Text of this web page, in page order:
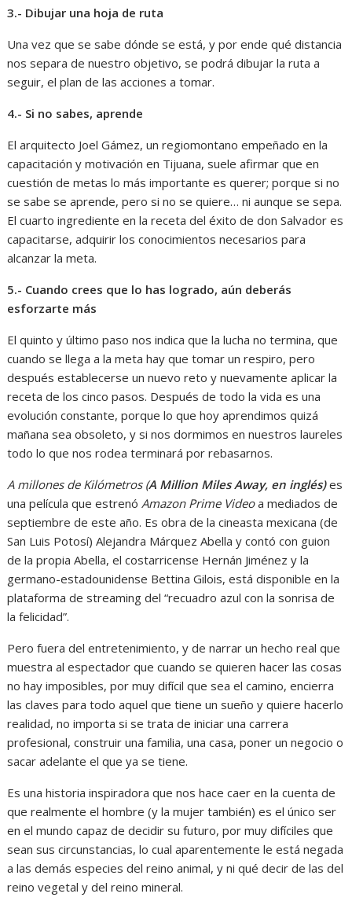
3.- Dibujar una hoja de ruta
Una vez que se sabe dónde se está, y por ende qué distancia
nos separa de nuestro objetivo, se podrá dibujar la ruta a
seguir, el plan de las acciones a tomar.
4.- Si no sabes, aprende
El arquitecto Joel Gámez, un regiomontano empeñado en la
capacitación y motivación en Tijuana, suele afirmar que en
cuestión de metas lo más importante es querer; porque si no
se sabe se aprende, pero si no se quiere… ni aunque se sepa.
El cuarto ingrediente en la receta del éxito de don Salvador es
capacitarse, adquirir los conocimientos necesarios para
alcanzar la meta.
5.- Cuando crees que lo has logrado, aún deberás
esforzarte más
El quinto y último paso nos indica que la lucha no termina, que
cuando se llega a la meta hay que tomar un respiro, pero
después establecerse un nuevo reto y nuevamente aplicar la
receta de los cinco pasos. Después de todo la vida es una
evolución constante, porque lo que hoy aprendimos quizá
mañana sea obsoleto, y si nos dormimos en nuestros laureles
todo lo que nos rodea terminará por rebasarnos.
A millones de Kilómetros (A Million Miles Away, en inglés)es
una película que estrenó Amazon Prime Videoa mediados de
septiembre de este año. Es obra de la cineasta mexicana (de
San Luis Potosí) Alejandra Márquez Abella y contó con guion
de la propia Abella, el costarricense Hernán Jiménez y la
germano-estadounidense Bettina Gilois, está disponible en la
plataforma de streaming del “recuadro azul con la sonrisa de
la felicidad”.
Pero fuera del entretenimiento, y de narrar un hecho real que
muestra al espectador que cuando se quieren hacer las cosas
no hay imposibles, por muy difícil que sea el camino, encierra
las claves para todo aquel que tiene un sueño y quiere hacerlo
realidad, no importa si se trata de iniciar una carrera
profesional, construir una familia, una casa, poner un negocio o
sacar adelante el que ya se tiene.
Es una historia inspiradora que nos hace caer en la cuenta de
que realmente el hombre (y la mujer también) es el único ser
en el mundo capaz de decidir su futuro, por muy difíciles que
sean sus circunstancias, lo cual aparentemente le está negada
a las demás especies del reino animal, y ni qué decir de las del
reino vegetal y del reino mineral.